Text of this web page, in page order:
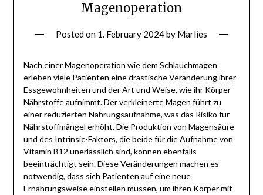
Magenoperation
Posted on 1. February 2024by Marlies
Nach einer Magenoperation wie dem Schlauchmagen
erleben viele Patienten eine drastische Veränderung ihrer
Essgewohnheiten und der Art und Weise, wie ihr Körper
Nährstoffe aufnimmt. Der verkleinerte Magen führt zu
einer reduzierten Nahrungsaufnahme, was das Risiko für
Nährstoffmängel erhöht. Die Produktion von Magensäure
und des Intrinsic-Faktors, die beide für die Aufnahme von
Vitamin B12 unerlässlich sind, können ebenfalls
beeinträchtigt sein. Diese Veränderungen machen es
notwendig, dass sich Patienten auf eine neue
Ernährungsweise einstellen müssen, um ihren Körper mit